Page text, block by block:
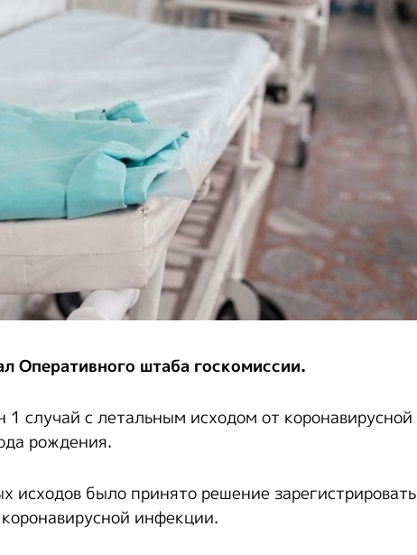
Оперативного штаба госкомиссии.
1 случай с летальным исходом от коронавирусной
рождения.
исходов было принято решение зарегистрировать
инфекции.